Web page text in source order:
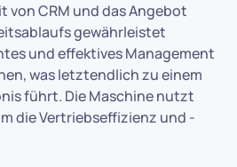
CRM und das Angebot
gewährleistet
und effektives Management
was letztendlich zu einem
führt. Die Maschine nutzt
die Vertriebseffizienz und -